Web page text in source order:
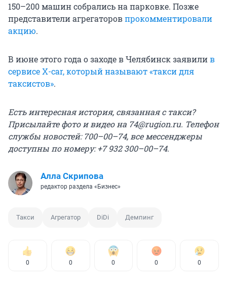
150–200 машин собрались на парковке. Позже
представители агрегаторовпрокомментировали
акцию.
В июне этого года о заходе в Челябинск заявилив
сервисе X-car, который называют «такси для
таксистов».
Есть интересная история, связанная с такси?
Присылайте фото и видео на 74@rugion.ru. Телефон
службы новостей: 700–00–74, все мессенджеры
доступны по номеру: +7 932 300–00–74.
Алла Скрипова
редактор раздела «Бизнес»
Такси Агрегатор DiDi Демпинг
0 0 0 0 0